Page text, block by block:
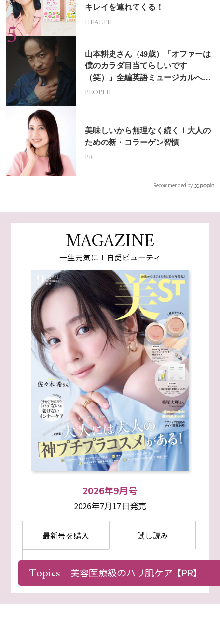
キレイを連れてくる！
HEALTH
山本耕史さん（49歳）「オファーは
僕のカラダ目当てらしいです
（笑）」全編英語ミュージカルへの
挑戦
PEOPLE
美味しいから無理なく続く！大人の
ための新・コラーゲン習慣
PR
Recommended by
MAGAZINE
一生元気に！自愛ビューティ
2026年9月号
2026年7月17日発売
最新号を購入 試し読み
定期購読
Topics 美容医療級のハリ肌ケア【PR】